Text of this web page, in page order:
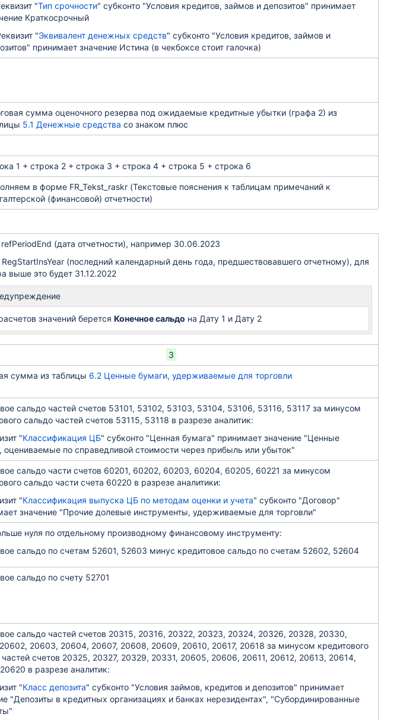
"Тип срочности" субконто "Условия кредитов, займов и депозитов" принимает
Краткосрочный
"Эквивалент денежных средств" субконто "Условия кредитов, займов и
принимает значение Истина (в чекбоксе стоит галочка)
сумма оценочного резерва под ожидаемые кредитные убытки (графа 2) из
5.1 Денежные средства со знаком плюс
1 + строка 2 + строка 3 + строка 4 + строка 5 + строка 6
в форме FR_Tekst_raskr (Текстовые пояснения к таблицам примечаний к
(финансовой) отчетности)
(дата отчетности), например 30.06.2023
RegStartInsYear (последний календарный день года, предшествовавшего отчетному), для
выше это будет 31.12.2022
значений берется Конечное сальдо на Дату 1 и Дату 2
3
сумма из таблицы 6.2 Ценные бумаги, удерживаемые для торговли
сальдо частей счетов 53101, 53102, 53103, 53104, 53106, 53116, 53117 за минусом
сальдо частей счетов 53115, 53118 в разрезе аналитик:
"Классификация ЦБ" субконто "Ценная бумага" принимает значение "Ценные
оцениваемые по справедливой стоимости через прибыль или убыток"
сальдо части счетов 60201, 60202, 60203, 60204, 60205, 60221 за минусом
сальдо части счета 60220 в разрезе аналитики:
"Классификация выпуска ЦБ по методам оценки и учета" субконто "Договор"
значение "Прочие долевые инструменты, удерживаемые для торговли"
нуля по отдельному производному финансовому инструменту:
сальдо по счетам 52601, 52603 минус кредитовое сальдо по счетам 52602, 52604
сальдо по счету 52701
сальдо частей счетов 20315, 20316, 20322, 20323, 20324, 20326, 20328, 20330,
20603, 20604, 20607, 20608, 20609, 20610, 20617, 20618 за минусом кредитового
счетов 20325, 20327, 20329, 20331, 20605, 20606, 20611, 20612, 20613, 20614,
в разрезе аналитик:
"Класс депозита" субконто "Условия займов, кредитов и депозитов" принимает
"Депозиты в кредитных организациях и банках нерезидентах", "Субординированные